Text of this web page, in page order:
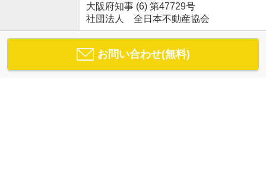
大阪府知事 (6) 第47729号
社団法人 全日本不動産協会
お問い合わせ(無料)